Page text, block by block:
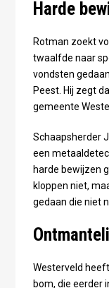
Harde
Rotman zoekt
twaalfde naar
vondsten
Peest. Hij zegt
gemeente
Schaapsherder
een
harde bewijzen
kloppen niet,
gedaan die niet
Westerveld
bom, die eerder